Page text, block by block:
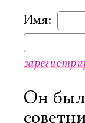
Имя:
Он